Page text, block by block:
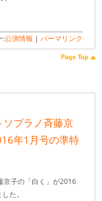
:公演情報 | パーマリンク
プラノ斉藤京
年1月号の準特
京子の「白く」が2016
た。